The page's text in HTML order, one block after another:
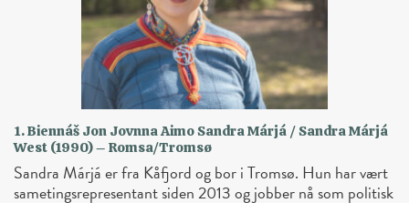
1. Biennáš Jon Jovnna Aimo Sandra Márjá / Sandra Márjá
West (1990) – Romsa/Tromsø
Sandra Márjá er fra Kåfjord og bor i Tromsø. Hun har vært
sametingsrepresentant siden 2013 og jobber nå som politisk